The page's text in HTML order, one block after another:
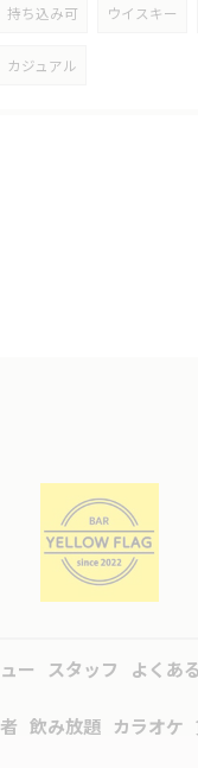
持ち込み可 ウイスキー
カジュアル
ー スタッフ よくあ
飲み放題 カラオケ